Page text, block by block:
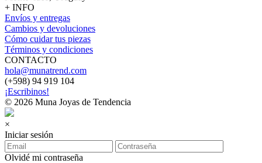
+ INFO
Envíos y entregas
Cambios y devoluciones
Cómo cuidar tus piezas
Términos y condiciones
CONTACTO
hola@munatrend.com
(+598) 94 919 104
¡Escribinos!
© 2026 Muna Joyas de Tendencia
×
Iniciar sesión
Olvidé mi contraseña